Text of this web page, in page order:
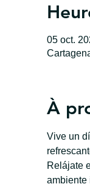
05 oct.
À
Vive un
Relájate
ambiente